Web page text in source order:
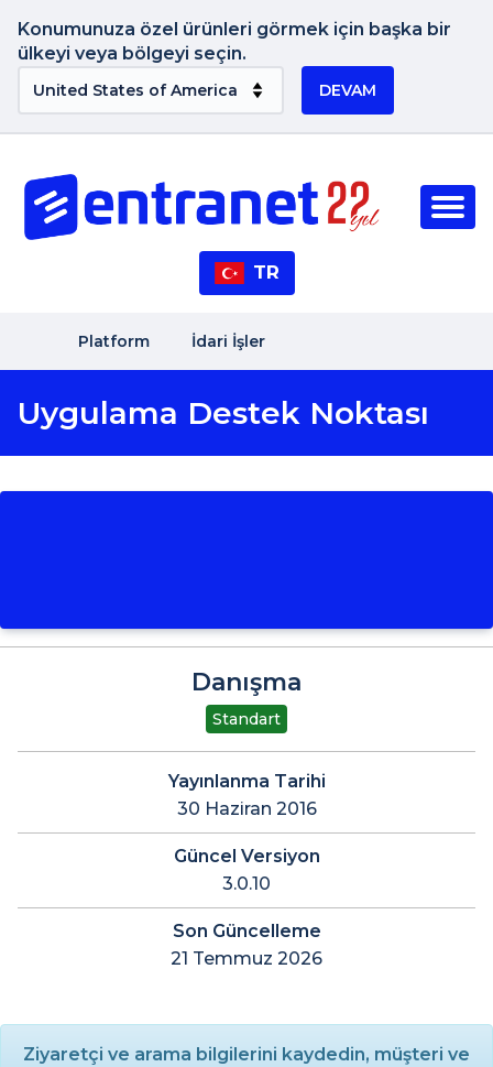
Konumunuza özel ürünleri görmek için başka bir
ülkeyi veya bölgeyi seçin.
DEVAM
TR
Platform İdari İşler
Uygulama Destek Noktası
Danışma
Standart
Yayınlanma Tarihi
30 Haziran 2016
Güncel Versiyon
3.0.10
Son Güncelleme
21 Temmuz 2026
Ziyaretçi ve arama bilgilerini kaydedin, müşteri ve